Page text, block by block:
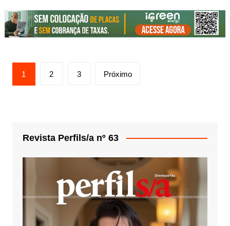
Paginação
de
1 2 3 Próximo
Revista Perfils/a nº 63